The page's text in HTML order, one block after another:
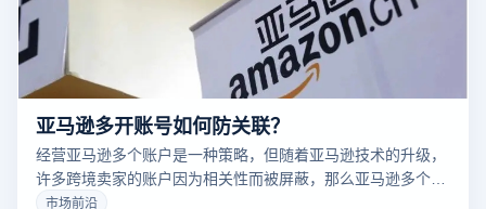
亚马逊多开账号如何防关联？
经营亚马逊多个账户是一种策略，但随着亚马逊技术的升级，
许多跨境卖家的账户因为相关性而被屏蔽，那么亚马逊多个账
户和多个商店的卖家如何防止相关性呢？有什么好的防关联方
市场前沿